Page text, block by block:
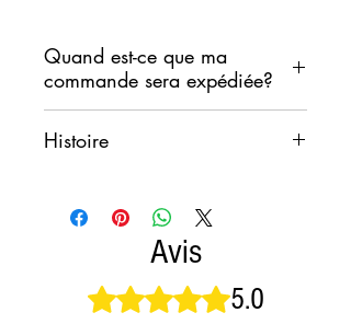
Quand est-ce que ma
commande sera expédiée?
expédier votre commande dans
Nous ne voulons cependant pas
que les produits restent dans un
entrepôt de tri pendant le week-
Généralement nous suivrons le
Histoire
L'histoire nous raconte qu'en
Sardaigne, l'utilisation de tous
les couteaux typiques sardes à
pointe était interdite pendant les
Avis
Noté 5 sur 5. 5.0